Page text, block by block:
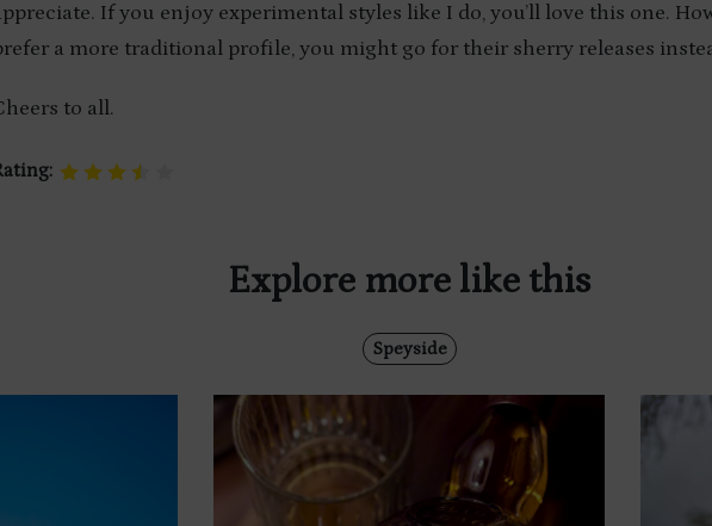
If you enjoy experimental styles like I do, you’ll love this one.
a more traditional profile, you might go for their sherry releases
to all.
Explore more like this
Speyside